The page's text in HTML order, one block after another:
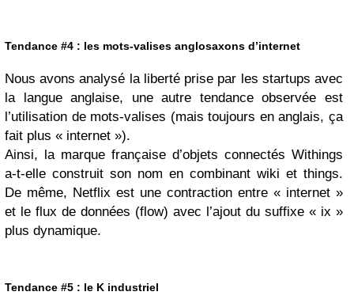
Tendance #4 : les mots-valises anglosaxons d’internet
Nous avons analysé la liberté prise par les startups avec
la langue anglaise, une autre tendance observée est
l’utilisation de mots-valises (mais toujours en anglais, ça
fait plus « internet »).
Ainsi, la marque française d’objets connectés Withings
a-t-elle construit son nom en combinant wiki et things.
De même, Netflix est une contraction entre « internet »
et le flux de données (flow) avec l’ajout du suffixe « ix »
plus dynamique.
Tendance #5 : le K industriel